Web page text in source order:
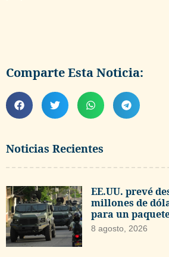
Noticias Recientes
EE.UU. prevé
millones de
para un
8 agosto, 2026
Comparte Esta Noticia: